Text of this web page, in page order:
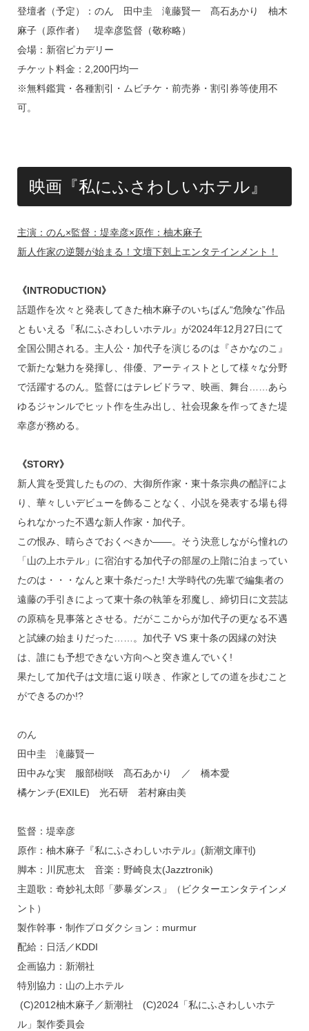
登壇者（予定）：のん 田中圭 滝藤賢一 髙石あかり 柚木
麻子（原作者） 堤幸彦監督（敬称略）
会場：新宿ピカデリー
チケット料金：2,200円均一
※無料鑑賞・各種割引・ムビチケ・前売券・割引券等使用不
可。
映画『私にふさわしいホテル』
主演：のん×監督：堤幸彦×原作：柚木麻子
新人作家の逆襲が始まる！文壇下剋上エンタテインメント！
《INTRODUCTION》
話題作を次々と発表してきた柚木麻子のいちばん“危険な”作品
ともいえる『私にふさわしいホテル』が2024年12月27日にて
全国公開される。主人公・加代子を演じるのは『さかなのこ』
で新たな魅力を発揮し、俳優、アーティストとして様々な分野
で活躍するのん。監督にはテレビドラマ、映画、舞台……あら
ゆるジャンルでヒット作を生み出し、社会現象を作ってきた堤
幸彦が務める。
《STORY》
新人賞を受賞したものの、大御所作家・東十条宗典の酷評によ
り、華々しいデビューを飾ることなく、小説を発表する場も得
られなかった不遇な新人作家・加代子。
この恨み、晴らさでおくべきか――。そう決意しながら憧れの
「山の上ホテル」に宿泊する加代子の部屋の上階に泊まってい
たのは・・・なんと東十条だった! 大学時代の先輩で編集者の
遠藤の手引きによって東十条の執筆を邪魔し、締切日に文芸誌
の原稿を見事落とさせる。だがここからが加代子の更なる不遇
と試練の始まりだった……。加代子 VS 東十条の因縁の対決
は、誰にも予想できない方向へと突き進んでいく!
果たして加代子は文壇に返り咲き、作家としての道を歩むこと
ができるのか!?
のん
田中圭 滝藤賢一
田中みな実 服部樹咲 髙石あかり ／ 橋本愛
橘ケンチ(EXILE) 光石研 若村麻由美
監督：堤幸彦
原作：柚木麻子『私にふさわしいホテル』(新潮文庫刊)
脚本：川尻恵太 音楽：野崎良太(Jazztronik)
主題歌：奇妙礼太郎「夢暴ダンス」（ビクターエンタテインメ
ント）
製作幹事・制作プロダクション：murmur
配給：日活／KDDI
企画協力：新潮社
特別協力：山の上ホテル
(C)2012柚木麻子／新潮社 (C)2024「私にふさわしいホテ
ル」製作委員会